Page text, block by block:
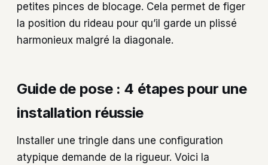
petites pinces de blocage. Cela permet de figer
la position du rideau pour qu’il garde un plissé
harmonieux malgré la diagonale.
Guide de pose : 4 étapes pour une
installation réussie
Installer une tringle dans une configuration
atypique demande de la rigueur. Voici la